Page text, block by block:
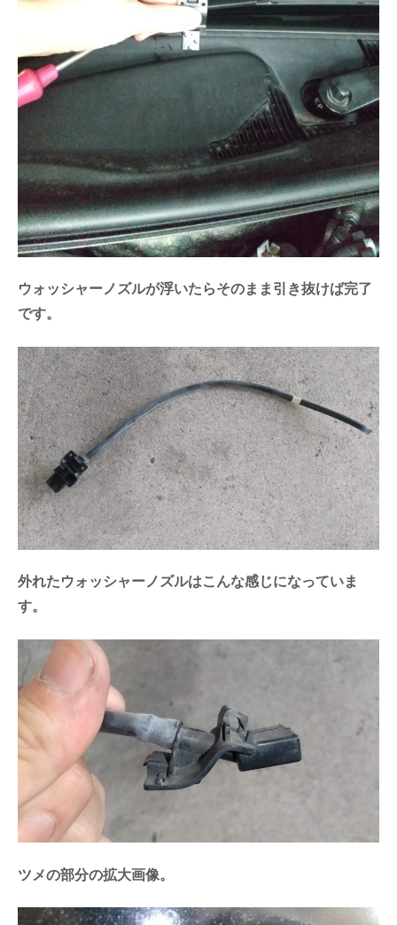
ウォッシャーノズルが浮いたらそのまま引き抜けば完了
です。
外れたウォッシャーノズルはこんな感じになっていま
す。
ツメの部分の拡大画像。